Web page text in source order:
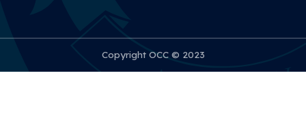
Copyright OCC © 2023